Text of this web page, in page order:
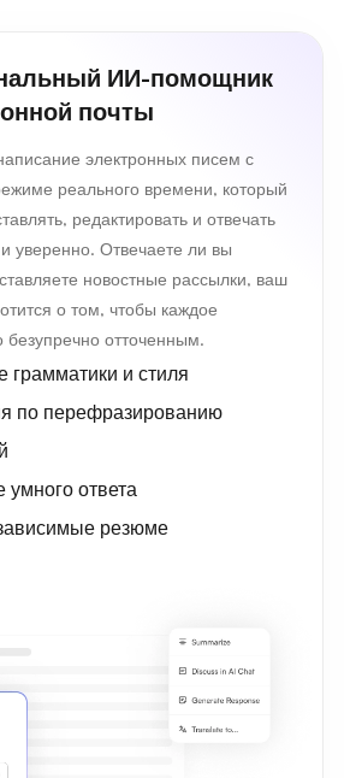
ИИ-помощник
почты
электронных писем с
реального времени, который
редактировать и отвечать
уверенно. Отвечаете ли вы
новостные рассылки, ваш
о том, чтобы каждое
отточенным.
грамматики и стиля
по перефразированию
умного ответа
резюме